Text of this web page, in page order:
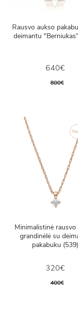
Rausvo aukso
deimantu
640€
800€
Minimalistinė rausvo
grandinėlė su
pakabuku (539)
320€
400€